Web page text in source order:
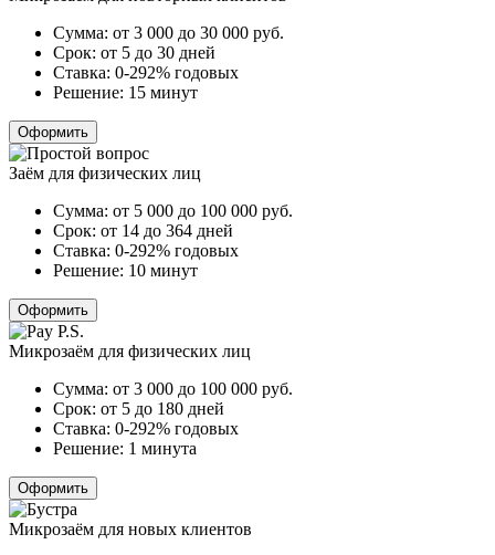
Сумма: от 3 000 до 30 000 руб.
Срок: от 5 до 30 дней
Ставка: 0-292% годовых
Решение: 15 минут
Оформить
Заём для физических лиц
Сумма: от 5 000 до 100 000 руб.
Срок: от 14 до 364 дней
Ставка: 0-292% годовых
Решение: 10 минут
Оформить
Микрозаём для физических лиц
Сумма: от 3 000 до 100 000 руб.
Срок: от 5 до 180 дней
Ставка: 0-292% годовых
Решение: 1 минута
Оформить
Микрозаём для новых клиентов